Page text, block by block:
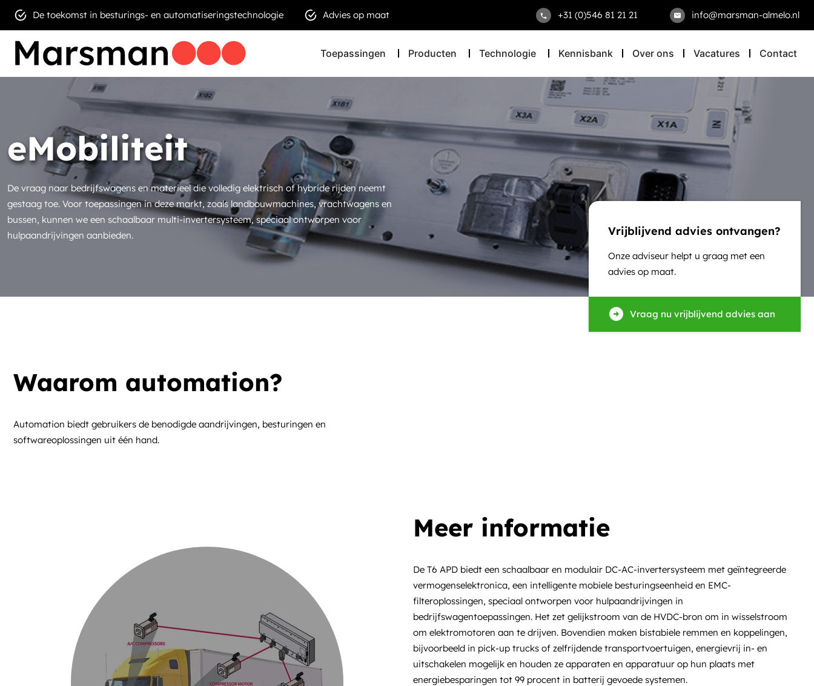
De toekomst in besturings- en automatiseringstechnologie Advies op maat +31 (0)546 81 21 21 info@marsman-almelo.nl
Toepassingen Producten Technologie Kennisbank Over ons Vacatures Contact
eMobiliteit
De vraag naar bedrijfswagens en materieel die volledig elektrisch of hybride rijden neemt
gestaag toe. Voor toepassingen in deze markt, zoals landbouwmachines, vrachtwagens en
bussen, kunnen we een schaalbaar multi-invertersysteem, speciaal ontworpen voor
hulpaandrijvingen aanbieden.
Vrijblijvend advies ontvangen?
Onze adviseur helpt u graag met een
advies op maat.
Vraag nu vrijblijvend advies aan
Waarom automation?
Automation biedt gebruikers de benodigde aandrijvingen, besturingen en
softwareoplossingen uit één hand.
Meer informatie
De T6 APD biedt een schaalbaar en modulair DC-AC-invertersysteem met geïntegreerde
vermogenselektronica, een intelligente mobiele besturingseenheid en EMC-
filteroplossingen, speciaal ontworpen voor hulpaandrijvingen in
bedrijfswagentoepassingen. Het zet gelijkstroom van de HVDC-bron om in wisselstroom
om elektromotoren aan te drijven. Bovendien maken bistabiele remmen en koppelingen,
bijvoorbeeld in pick-up trucks of zelfrijdende transportvoertuigen, energievrij in- en
uitschakelen mogelijk en houden ze apparaten en apparatuur op hun plaats met
energiebesparingen tot 99 procent in batterij gevoede systemen.